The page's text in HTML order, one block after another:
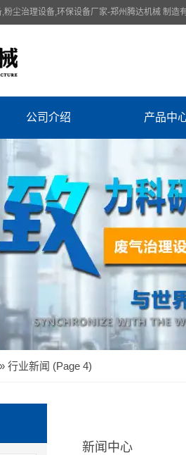
尘治理设备,环保设备厂家-郑州腾达机械 制造
公司介绍 产品中
» 行业新闻 (Page 4)
新闻中心